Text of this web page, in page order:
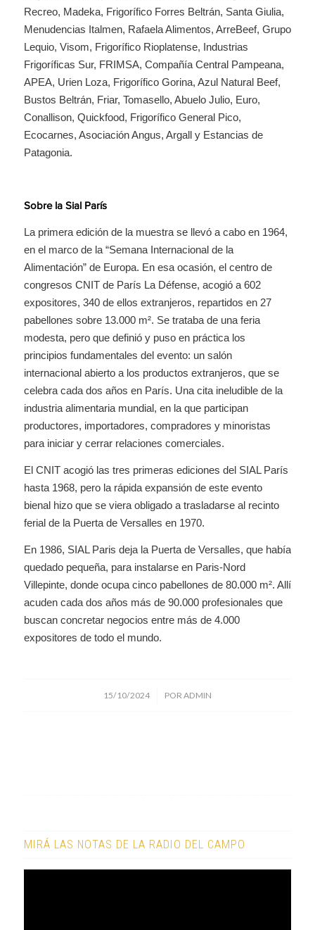
Recreo, Madeka, Frigorífico Forres Beltrán, Santa Giulia,
Menudencias Italmen, Rafaela Alimentos, ArreBeef, Grupo
Lequio, Visom, Frigorífico Rioplatense, Industrias
Frigoríficas Sur, FRIMSA, Compañía Central Pampeana,
APEA, Urien Loza, Frigorífico Gorina, Azul Natural Beef,
Bustos Beltrán, Friar, Tomasello, Abuelo Julio, Euro,
Conallison, Quickfood, Frigorífico General Pico,
Ecocarnes, Asociación Angus, Argall y Estancias de
Patagonia.
Sobre la Sial París
La primera edición de la muestra se llevó a cabo en 1964,
en el marco de la “Semana Internacional de la
Alimentación” de Europa. En esa ocasión, el centro de
congresos CNIT de París La Défense, acogió a 602
expositores, 340 de ellos extranjeros, repartidos en 27
pabellones sobre 13.000 m². Se trataba de una feria
modesta, pero que definió y puso en práctica los
principios fundamentales del evento: un salón
internacional abierto a los productos extranjeros, que se
celebra cada dos años en París. Una cita ineludible de la
industria alimentaria mundial, en la que participan
productores, importadores, compradores y minoristas
para iniciar y cerrar relaciones comerciales.
El CNIT acogió las tres primeras ediciones del SIAL París
hasta 1968, pero la rápida expansión de este evento
bienal hizo que se viera obligado a trasladarse al recinto
ferial de la Puerta de Versalles en 1970.
En 1986, SIAL Paris deja la Puerta de Versalles, que había
quedado pequeña, para instalarse en Paris-Nord
Villepinte, donde ocupa cinco pabellones de 80.000 m². Allí
acuden cada dos años más de 90.000 profesionales que
buscan concretar negocios entre más de 4.000
expositores de todo el mundo.
15/10/2024
/ POR ADMIN
MIRÁ LAS NOTAS DE LA RADIO DEL CAMPO